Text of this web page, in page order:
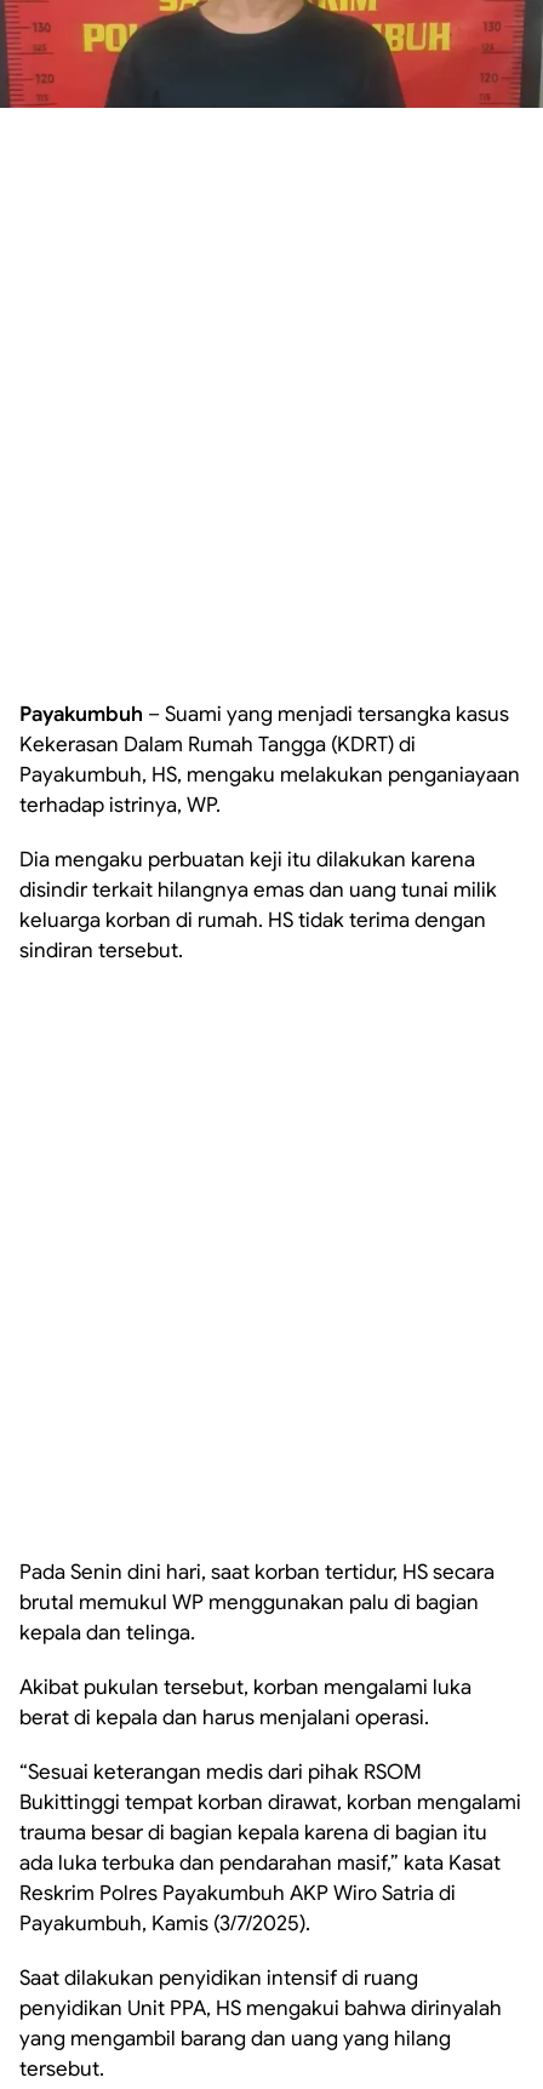
Payakumbuh – Suami yang menjadi tersangka kasus
Kekerasan Dalam Rumah Tangga (KDRT) di
Payakumbuh, HS, mengaku melakukan penganiayaan
terhadap istrinya, WP.
Dia mengaku perbuatan keji itu dilakukan karena
disindir terkait hilangnya emas dan uang tunai milik
keluarga korban di rumah. HS tidak terima dengan
sindiran tersebut.
Pada Senin dini hari, saat korban tertidur, HS secara
brutal memukul WP menggunakan palu di bagian
kepala dan telinga.
Akibat pukulan tersebut, korban mengalami luka
berat di kepala dan harus menjalani operasi.
“Sesuai keterangan medis dari pihak RSOM
Bukittinggi tempat korban dirawat, korban mengalami
trauma besar di bagian kepala karena di bagian itu
ada luka terbuka dan pendarahan masif,” kata Kasat
Reskrim Polres Payakumbuh AKP Wiro Satria di
Payakumbuh, Kamis (3/7/2025).
Saat dilakukan penyidikan intensif di ruang
penyidikan Unit PPA, HS mengakui bahwa dirinyalah
yang mengambil barang dan uang yang hilang
tersebut.